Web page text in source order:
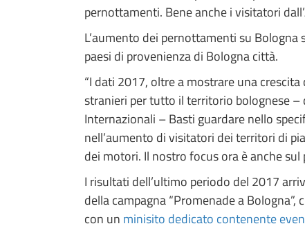
pernottamenti. Bene anche i visitatori
L’aumento dei pernottamenti su
paesi di provenienza di Bologna città.
“I dati 2017, oltre a mostrare una
stranieri per tutto il territorio bolognese –
Internazionali – Basti guardare nello
nell’aumento di visitatori dei territori di
dei motori. Il nostro focus ora è anche
I risultati dell’ultimo periodo del 2017
della campagna “Promenade a
con un minisito dedicato contenente